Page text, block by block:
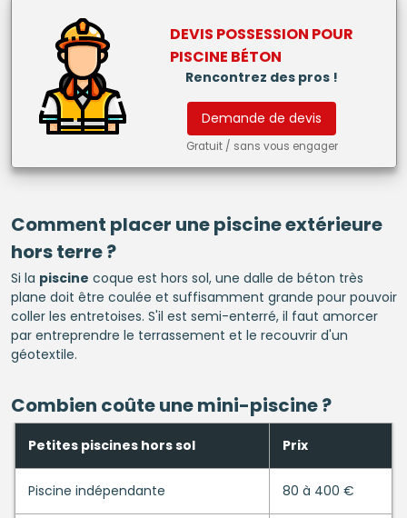
DEVIS POSSESSION POUR
PISCINE BÉTON
Rencontrez des pros !
Demande de devis
Gratuit / sans vous engager
Comment placer unepiscineextérieure
hors terre ?
Si la piscine coque est hors sol, une dalle de béton très
plane doit être coulée et suffisamment grande pour pouvoir
coller les entretoises. S'il est semi-enterré, il faut amorcer
par entreprendre le terrassement et le recouvrir d'un
géotextile.
Combien coûte une mini-piscine?
Petites piscines hors sol Prix
Piscine indépendante 80 à 400 €